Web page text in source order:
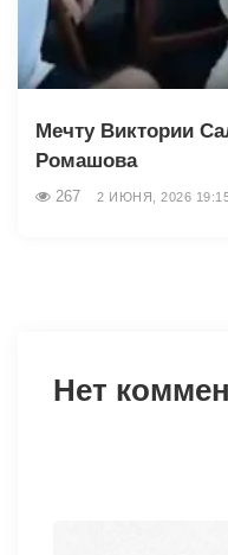
Мечту Виктории
Ромашова
267 2 ИЮНЯ, 2026
Нет